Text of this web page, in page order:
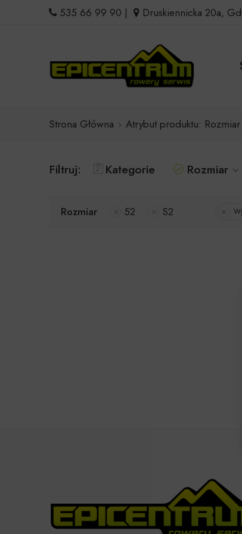
535 66 99 90 | Druskiennicka 20a,
Strona Główna Atrybut produktu: Rozmiar
Filtruj: Kategorie Rozmiar
Rozmiar 52 S2